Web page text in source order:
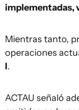
implementadas,
Mientras tanto,
operaciones
I.
ACTAU señaló